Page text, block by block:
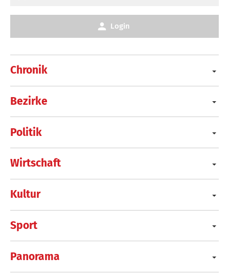
Chronik
Bezirke
Politik
Wirtschaft
Kultur
Sport
Panorama
Login